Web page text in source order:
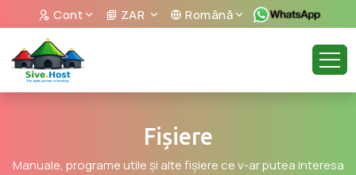
Cont ZAR Română
Fișiere
Manuale, programe utile și alte fișiere ce v-ar putea interesa